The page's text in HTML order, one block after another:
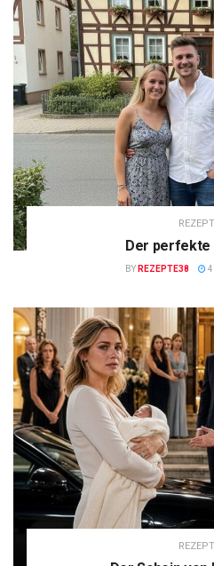
Der perfekte
BY REZEPTE38 4